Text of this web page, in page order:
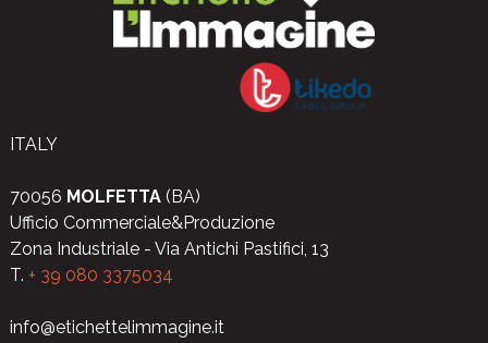
ITALY
70056 MOLFETTA(BA)
Ufficio Commerciale&Produzione
Zona Industriale - Via Antichi Pastifici, 13
T. + 39 080 3375034
info@etichettelimmagine.it